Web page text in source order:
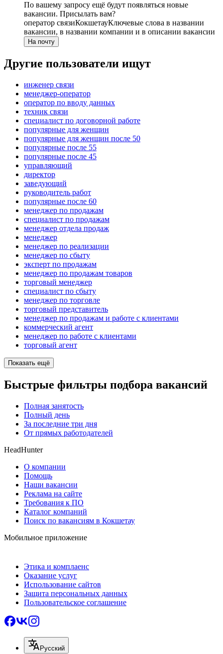
По вашему запросу ещё будут появляться новые
вакансии. Присылать вам?
оператор связиКокшетауКлючевые слова в названии
вакансии, в названии компании и в описании вакансии
На почту
Другие пользователи ищут
инженер связи
менеджер-оператор
оператор по вводу данных
техник связи
специалист по договорной работе
популярные для женщин
популярные для женщин после 50
популярные после 55
популярные после 45
управляющий
директор
заведующий
руководитель работ
популярные после 60
менеджер по продажам
специалист по продажам
менеджер отдела продаж
менеджер
менеджер по реализации
менеджер по сбыту
эксперт по продажам
менеджер по продажам товаров
торговый менеджер
специалист по сбыту
менеджер по торговле
торговый представитель
менеджер по продажам и работе с клиентами
коммерческий агент
менеджер по работе с клиентами
торговый агент
Показать ещё
Быстрые фильтры подбора вакансий
Полная занятость
Полный день
За последние три дня
От прямых работодателей
HeadHunter
О компании
Помощь
Наши вакансии
Реклама на сайте
Требования к ПО
Каталог компаний
Поиск по вакансиям в Кокшетау
Мобильное приложение
Этика и комплаенс
Оказание услуг
Использование сайтов
Защита персональных данных
Пользовательское соглашение
Русский